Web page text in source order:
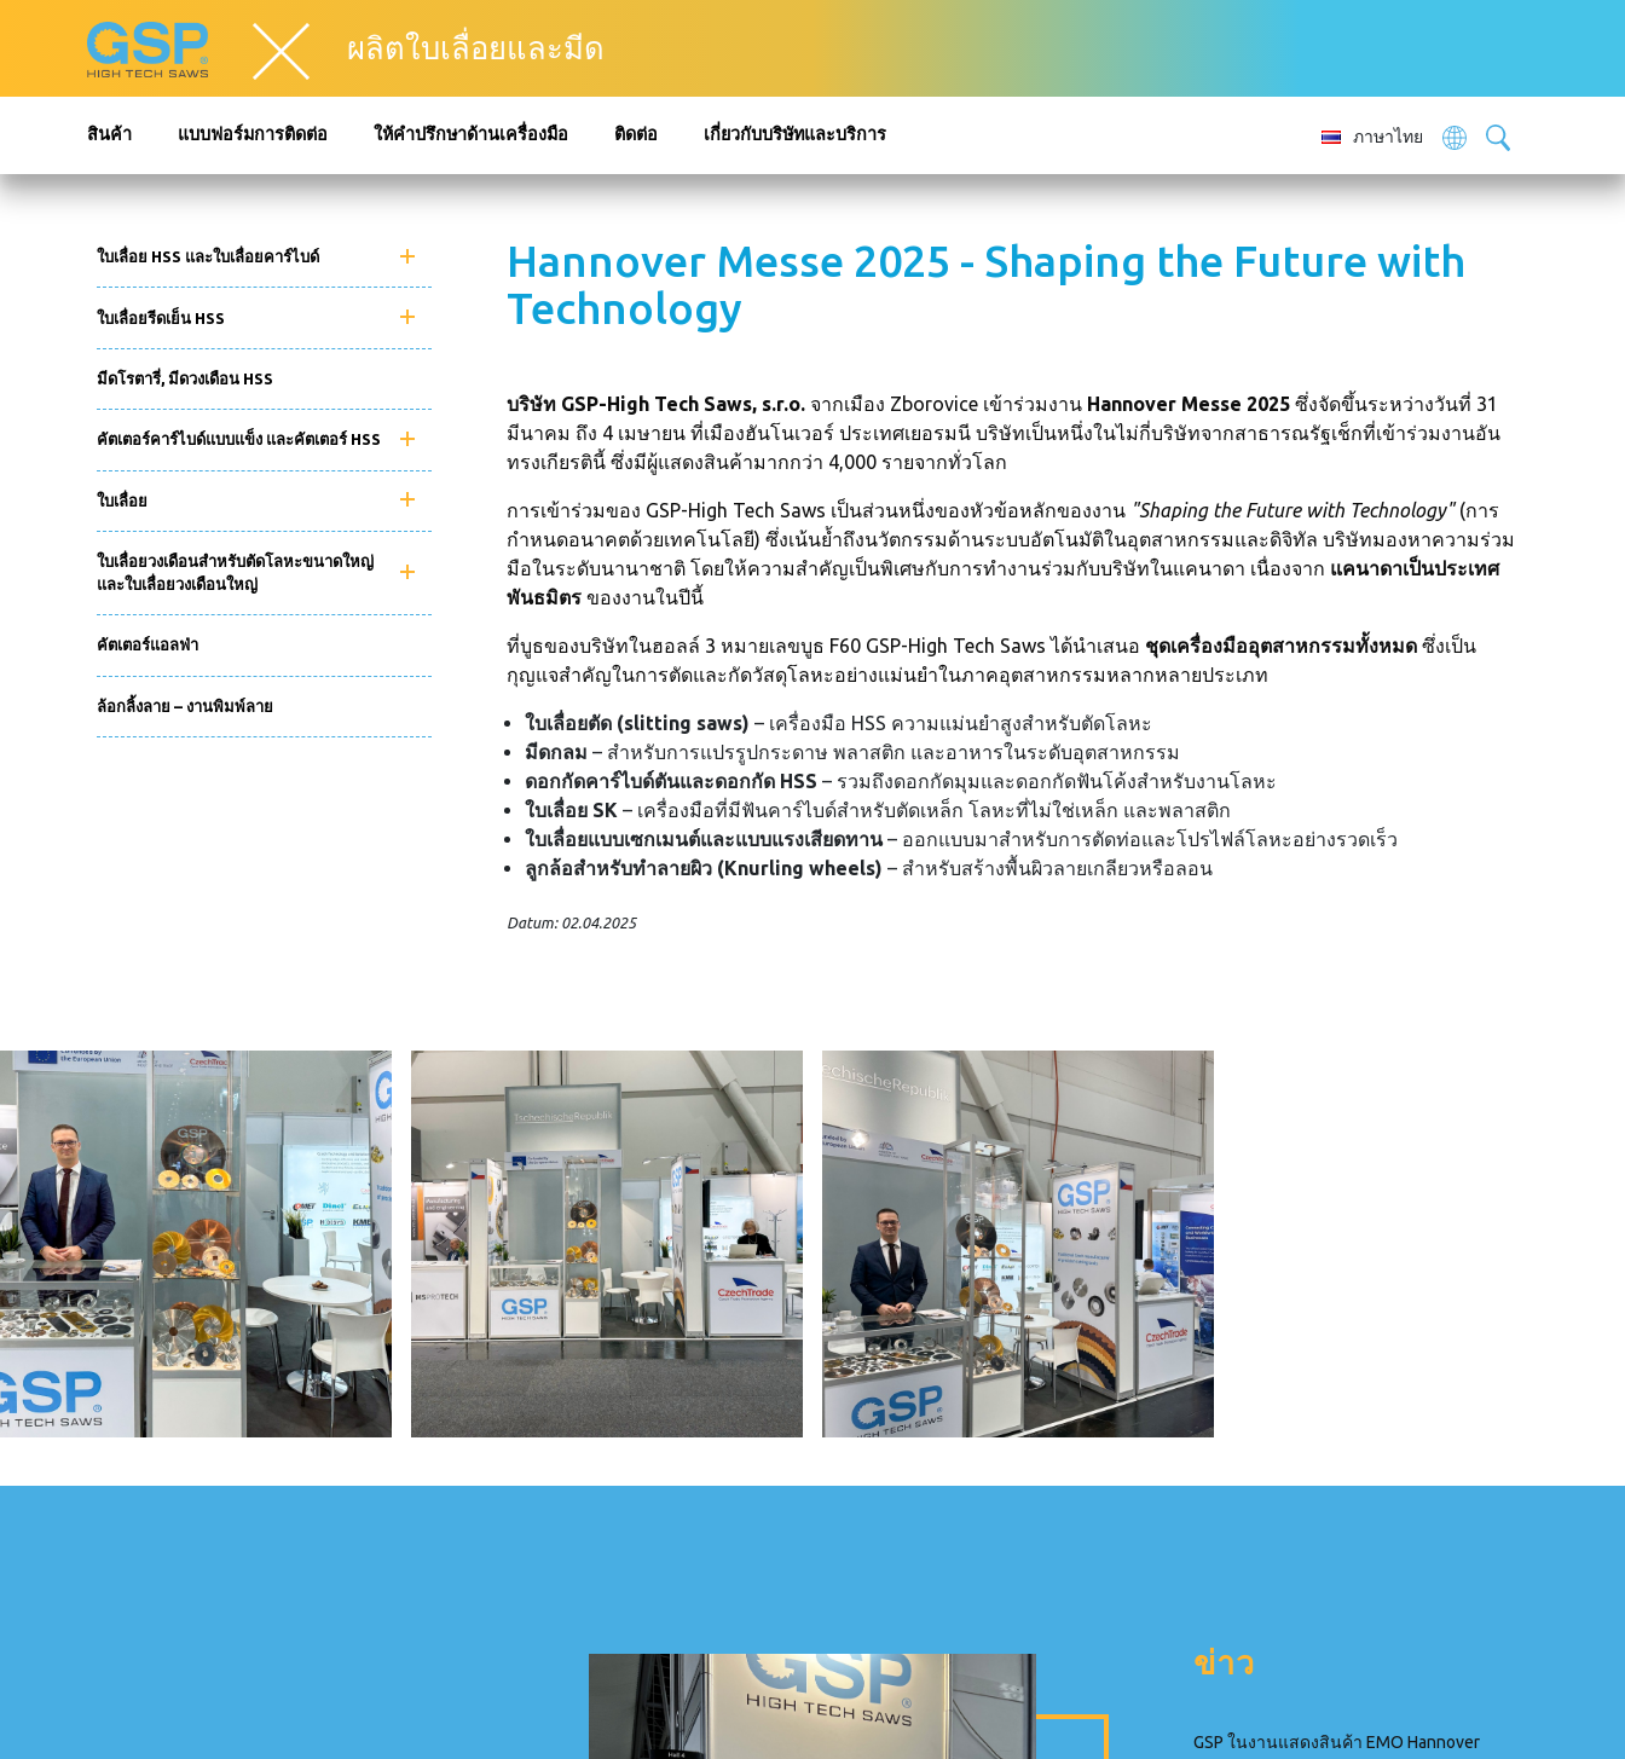
ผลิตใบเลื่อยและมีด
สินค้า แบบฟอร์มการติดต่อ ให้คำปรึกษาด้านเครื่องมือ ติดต่อ เกี่ยวกับบริษัทและบริการ ภาษาไทย
ใบเลื่อย HSS และใบเลื่อยคาร์ไบด์
ใบเลื่อยรีดเย็น HSS
มีดโรตารี่, มีดวงเดือน HSS
คัตเตอร์คาร์ไบด์แบบแข็ง และคัตเตอร์ HSS
ใบเลื่อย
ใบเลื่อยวงเดือนสำหรับตัดโลหะขนาดใหญ่
และใบเลื่อยวงเดือนใหญ่
คัตเตอร์แอลฟ่า
ล้อกลิ้งลาย – งานพิมพ์ลาย
Hannover Messe 2025 - Shaping the Future with
Technology
บริษัท GSP-High Tech Saws, s.r.o. จากเมือง Zborovice เข้าร่วมงาน Hannover Messe 2025 ซึ่งจัดขึ้นระหว่างวันที่ 31
มีนาคม ถึง 4 เมษายน ที่เมืองฮันโนเวอร์ ประเทศเยอรมนี บริษัทเป็นหนึ่งในไม่กี่บริษัทจากสาธารณรัฐเช็กที่เข้าร่วมงานอัน
ทรงเกียรตินี้ ซึ่งมีผู้แสดงสินค้ามากกว่า 4,000 รายจากทั่วโลก
การเข้าร่วมของ GSP-High Tech Saws เป็นส่วนหนึ่งของหัวข้อหลักของงาน "Shaping the Future with Technology"(การ
กำหนดอนาคตด้วยเทคโนโลยี) ซึ่งเน้นย้ำถึงนวัตกรรมด้านระบบอัตโนมัติในอุตสาหกรรมและดิจิทัล บริษัทมองหาความร่วม
มือในระดับนานาชาติ โดยให้ความสำคัญเป็นพิเศษกับการทำงานร่วมกับบริษัทในแคนาดา เนื่องจาก แคนาดาเป็นประเทศ
พันธมิตร ของงานในปีนี้
ที่บูธของบริษัทในฮอลล์ 3 หมายเลขบูธ F60 GSP-High Tech Saws ได้นำเสนอ ชุดเครื่องมืออุตสาหกรรมทั้งหมด ซึ่งเป็น
กุญแจสำคัญในการตัดและกัดวัสดุโลหะอย่างแม่นยำในภาคอุตสาหกรรมหลากหลายประเภท
ใบเลื่อยตัด (slitting saws) – เครื่องมือ HSS ความแม่นยำสูงสำหรับตัดโลหะ
มีดกลม – สำหรับการแปรรูปกระดาษ พลาสติก และอาหารในระดับอุตสาหกรรม
ดอกกัดคาร์ไบด์ตันและดอกกัด HSS – รวมถึงดอกกัดมุมและดอกกัดฟันโค้งสำหรับงานโลหะ
ใบเลื่อย SK – เครื่องมือที่มีฟันคาร์ไบด์สำหรับตัดเหล็ก โลหะที่ไม่ใช่เหล็ก และพลาสติก
ใบเลื่อยแบบเซกเมนต์และแบบแรงเสียดทาน– ออกแบบมาสำหรับการตัดท่อและโปรไฟล์โลหะอย่างรวดเร็ว
ลูกล้อสำหรับทำลายผิว (Knurling wheels) – สำหรับสร้างพื้นผิวลายเกลียวหรือลอน
Datum: 02.04.2025
ข่าว
GSP ในงานแสดงสินค้า EMO Hannover